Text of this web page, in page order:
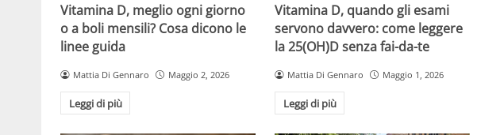
Vitamina D, meglio ogni giorno
o a boli mensili? Cosa dicono le
linee guida
Mattia Di Gennaro Maggio 2, 2026
Leggi di più
Vitamina D, quando gli esami
servono davvero: come leggere
la 25(OH)D senza fai-da-te
Mattia Di Gennaro Maggio 1, 2026
Leggi di più